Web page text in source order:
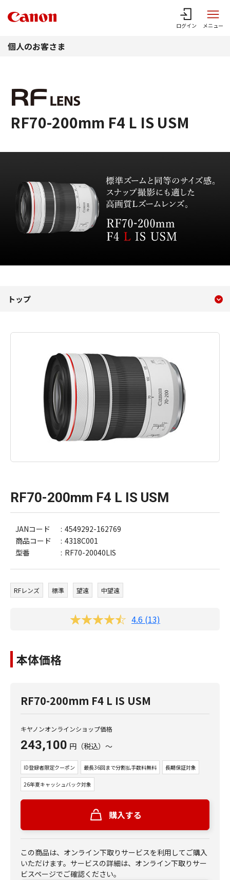
ログイン メニュー
個人のお客さま
RF70-200mm F4 L IS USM
RF70-200mm F4 L IS USM
トップ
RF70-200mm F4 L IS USM
JANコード
4549292-162769
商品コード
4318C001
型番
RF70-20040LIS
RFレンズ 標準 望遠 中望遠
4.6 (13)
本体価格
RF70-200mm F4 L IS USM
キヤノンオンラインショップ価格
243,100 円 （税込） ～
ID登録者限定クーポン 最長36回まで分割払手数料無料 長期保証対象
26年夏キャッシュバック対象
購入する
この商品は、オンライン下取りサービスを利用してご購入
いただけます。サービスの詳細は、オンライン下取りサー
ビスページでご確認ください。